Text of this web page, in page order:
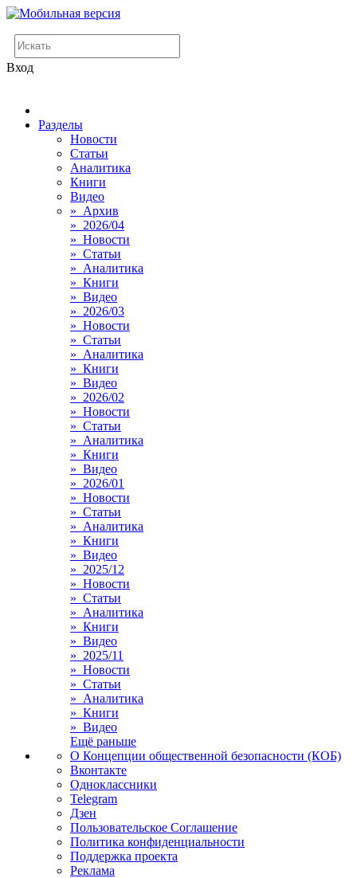
Вход
Разделы
Новости
Статьи
Аналитика
Книги
Видео
» Архив
» 2026/04
» Новости
» Статьи
» Аналитика
» Книги
» Видео
» 2026/03
» Новости
» Статьи
» Аналитика
» Книги
» Видео
» 2026/02
» Новости
» Статьи
» Аналитика
» Книги
» Видео
» 2026/01
» Новости
» Статьи
» Аналитика
» Книги
» Видео
» 2025/12
» Новости
» Статьи
» Аналитика
» Книги
» Видео
» 2025/11
» Новости
» Статьи
» Аналитика
» Книги
» Видео
Ещё раньше
О Концепции общественной безопасности (КОБ)
Вконтакте
Одноклассники
Telegram
Дзен
Пользовательское Соглашение
Политика конфиденциальности
Поддержка проекта
Реклама